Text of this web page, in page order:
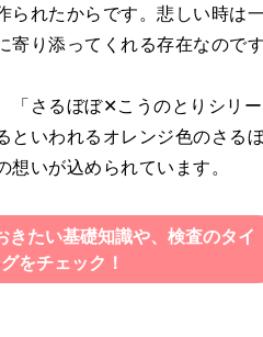
れたからです。悲しい時は
り添ってくれる存在なのです
「さるぼぼ✕こうのとりシリ
いわれるオレンジ色のさる
いが込められています。
きたい基礎知識や、検査のタイ
をチェック！